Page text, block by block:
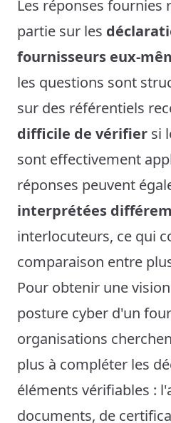
Les réponses fournies
partie sur les
fournisseurs eux-
les questions sont
sur des référentiels
difficile de vérifier si
sont effectivement
réponses peuvent
interprétées
interlocuteurs, ce qui
comparaison entre
Pour obtenir une
posture cyber d'un
organisations
plus à compléter les
éléments vérifiables :
documents, de